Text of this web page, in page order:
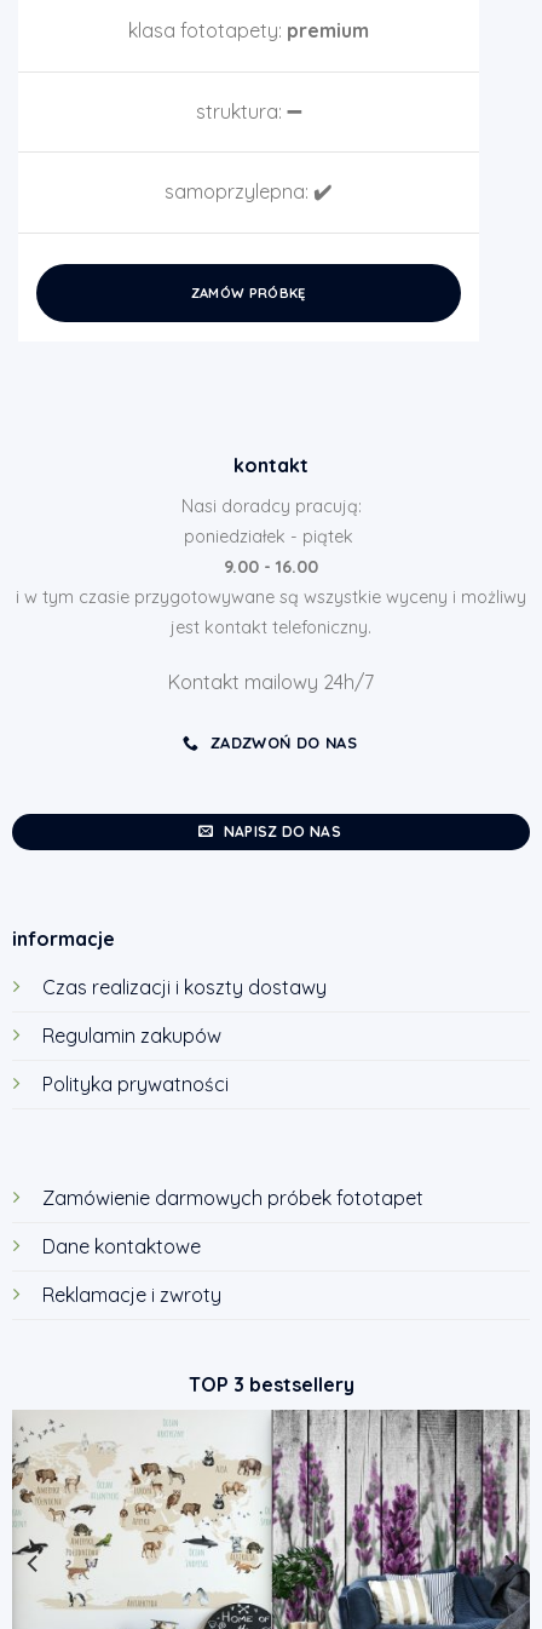
klasa fototapety: premium
struktura: ➖
samoprzylepna: ✔️
ZAMÓW PRÓBKĘ
kontakt
Nasi doradcy pracują:
poniedziałek - piątek
9.00 - 16.00
i w tym czasie przygotowywane są wszystkie wyceny i możliwy
jest kontakt telefoniczny.
Kontakt mailowy 24h/7
ZADZWOŃ DO NAS
NAPISZ DO NAS
informacje
Czas realizacji i koszty dostawy
Regulamin zakupów
Polityka prywatności
Zamówienie darmowych próbek fototapet
Dane kontaktowe
Reklamacje i zwroty
TOP 3 bestsellery